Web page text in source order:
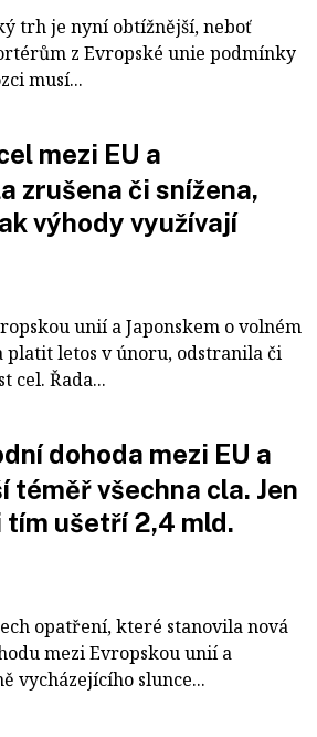
trh je nyní obtížnější, neboť
z Evropské unie podmínky
musí...
mezi EU a
zrušena či snížena,
výhody využívají
unií a Japonskem o volném
platit letos v únoru, odstranila či
cel. Řada...
dohoda mezi EU a
téměř všechna cla. Jen
ušetří 2,4 mld.
opatření, které stanovila nová
mezi Evropskou unií a
vycházejícího slunce...